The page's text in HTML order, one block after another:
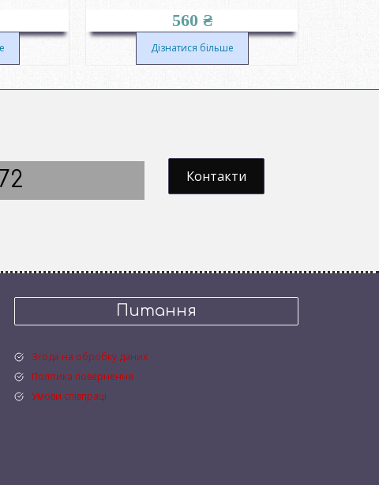
560 ₴
Дізнатися більше
Контакти
Питання
Згода на обробку даних
Політика повернення
Умови співпраці